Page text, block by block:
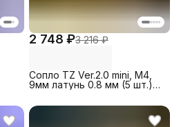
2 748 ₽3 216 ₽
Сопло TZ Ver.2.0 mini, M4,
9мм латунь 0.8 мм (5 шт.)
Lab A1/A1
mini/P2S/H2D/H2C/H2S